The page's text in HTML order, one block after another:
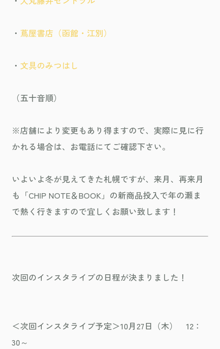
・ 蔦屋書店（函館・江別）
・ 文具のみつはし
（五十音順）
※店舗により変更もあり得ますので、実際に見に行
かれる場合は、お電話にてご確認下さい。
いよいよ冬が見えてきた札幌ですが、来月、再来月
も「CHIP NOTE＆BOOK」の新商品投入で年の瀬ま
で熱く行きますので宜しくお願い致します！
次回のインスタライブの日程が決まりました！
＜次回インスタライブ予定＞10月27日（木） 12：
30～